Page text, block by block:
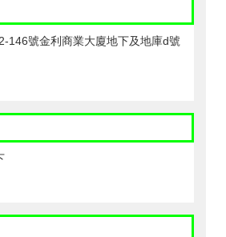
146號金利商業大廈地下及地庫d號